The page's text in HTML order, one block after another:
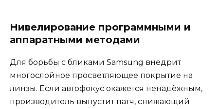
Нивелирование программными и
аппаратными методами
Для борьбы с бликами Samsung внедрит
многослойное просветляющее покрытие на
линзы. Если автофокус окажется ненадёжным,
производитель выпустит патч, снижающий